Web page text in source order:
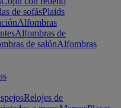
de sofásPlaids
Alfombras
Alfombras de
de salónAlfombras
Relojes de